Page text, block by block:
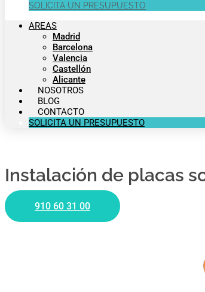
SOLICITA UN PRESUPUESTO
AREAS
Madrid
Barcelona
Valencia
Castellón
Alicante
NOSOTROS
BLOG
CONTACTO
SOLICITA UN PRESUPUESTO
Instalación de placas
910 60 31 00